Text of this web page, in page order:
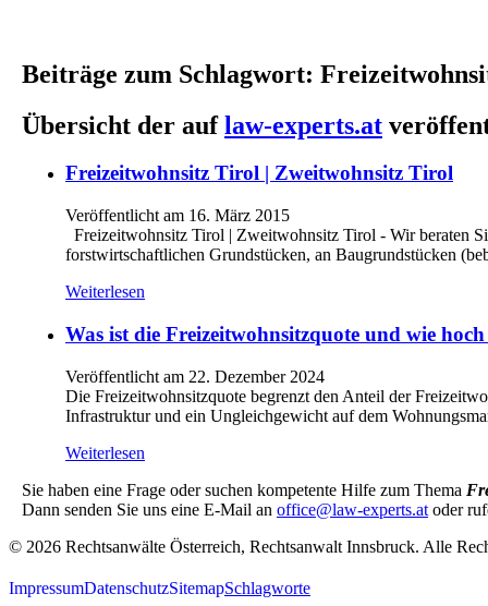
Beiträge zum Schlagwort:
Übersicht der auflaw-experts.at
Freizeitwohnsitz Tirol | Zweitwohnsitz Tirol
Veröffentlicht am 16. März 2015
Freizeitwohnsitz Tirol | Zweitwohnsitz Tirol - Wir beraten
forstwirtschaftlichen Grundstücken, an Baugrundstücken
Weiterlesen
Was ist die Freizeitwohnsitzquote und wie hoch
Veröffentlicht am 22. Dezember 2024
Die Freizeitwohnsitzquote begrenzt den Anteil der
Infrastruktur und ein Ungleichgewicht auf dem
Weiterlesen
Sie haben eine Frage oder suchen kompetente Hilfe zum Thema
Dann senden Sie uns eine E-Mail an office@law-experts.at oder
© 2026 Rechtsanwälte Österreich, Rechtsanwalt Innsbruck. Alle
ImpressumDatenschutzSitemapSchlagworte